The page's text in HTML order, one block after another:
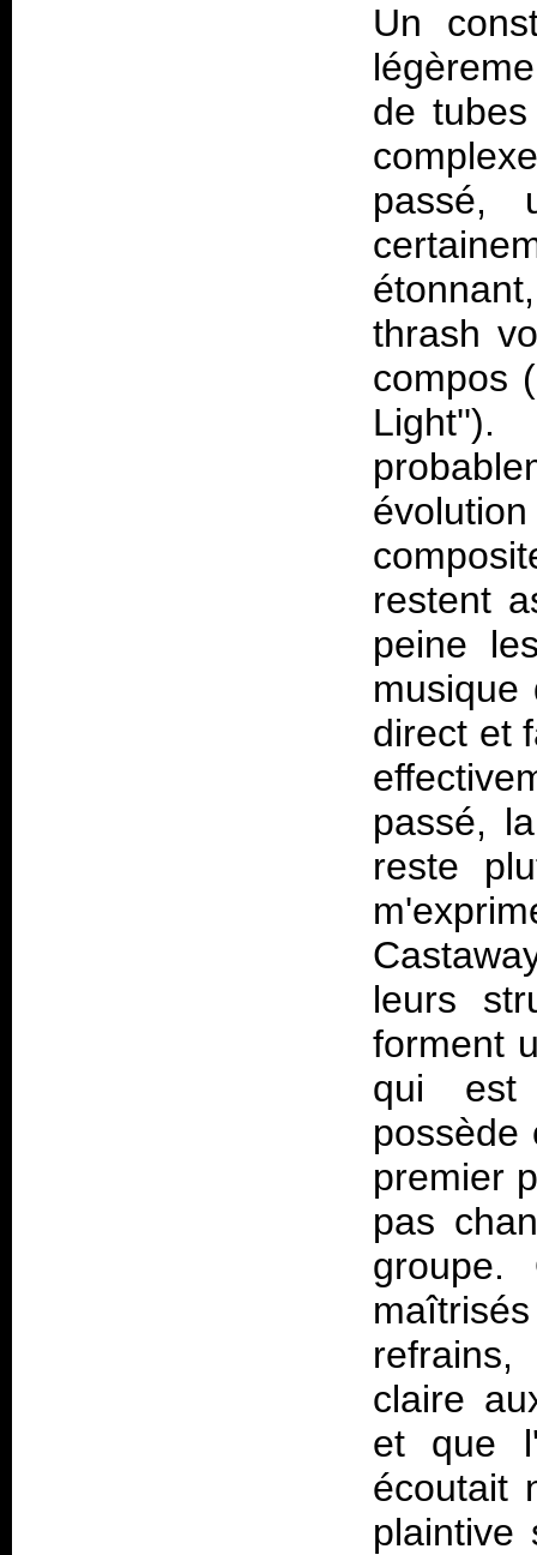
Un
de
passé,
thrash
compos
restent
peine
musique
direct et
passé,
reste
leurs
forment
qui est
possède
premier
pas
groupe.
claire
et que
écoutait
plaintive